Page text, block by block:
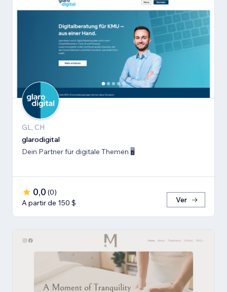
GL, CH
glarodigital
Dein Partner für digitale Themen 🖥️
0,0 (0)
A partir de 150 $
Ver